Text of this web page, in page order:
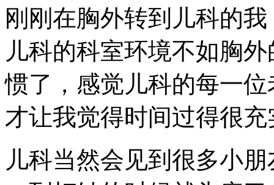
刚刚在胸外转到儿科的
儿科的科室环境不如胸
惯了，感觉儿科的每一
才让我觉得时间过得很
儿科当然会见到很多小